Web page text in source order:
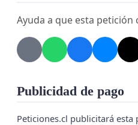
Ayuda a que esta petición
Publicidad de pago
Peticiones.cl publicitará esta